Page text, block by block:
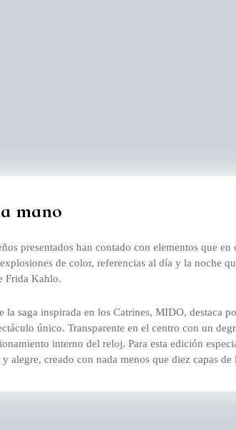
mano
presentados han contado con elementos que
de color, referencias al día y la noche
Frida Kahlo.
la saga inspirada en los Catrines, MIDO, destaca
único. Transparente en el centro con un
interno del reloj. Para esta edición
alegre, creado con nada menos que diez capas de